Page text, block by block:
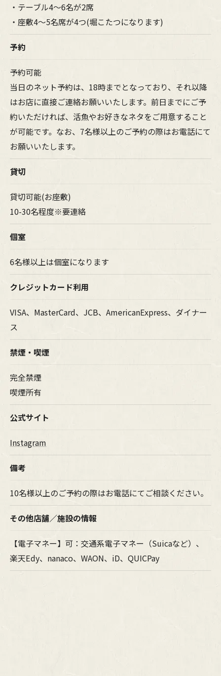
・テーブル4～6名が2席
・座敷4〜5名席が4つ(堀こたつになります)
予約
予約可能
当日のネット予約は、18時までとなっており、それ以降
はお店に直接ご連絡お願いいたします。前日までにご予
約いただければ、活魚やお好きなネタをご用意すること
が可能です。なお、7名様以上のご予約の際はお電話にて
お願いいたします。
貸切
貸切可能(お座敷)
10-30名程度※要連絡
個室
6名様以上は個室になります
クレジットカード利用
VISA、MasterCard、JCB、AmericanExpress、ダイナー
ス
禁煙・喫煙
完全禁煙
喫煙所有
公式サイト
Instagram
備考
10名様以上のご予約の際はお電話にてご相談ください。
その他店舗／施設の情報
【電子マネー】可：交通系電子マネー（Suicaなど）、
楽天Edy、nanaco、WAON、iD、QUICPay